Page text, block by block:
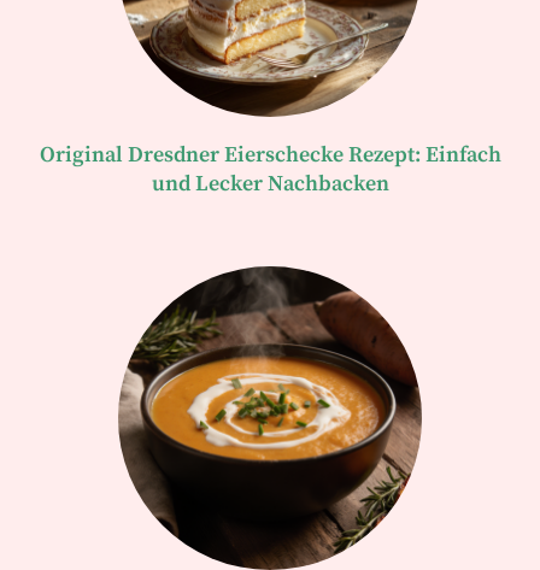
Original Dresdner Eierschecke Rezept: Einfach
und Lecker Nachbacken